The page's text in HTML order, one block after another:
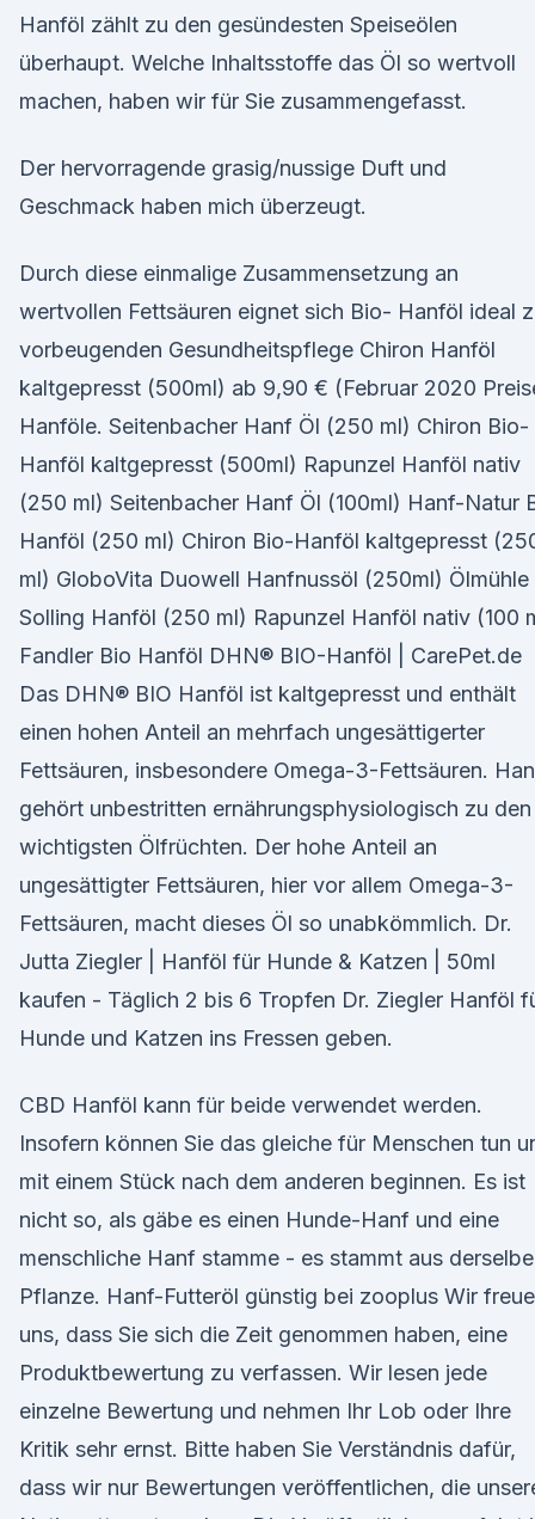
Hanföl zählt zu den gesündesten Speiseölen
überhaupt. Welche Inhaltsstoffe das Öl so wertvoll
machen, haben wir für Sie zusammengefasst.
Der hervorragende grasig/nussige Duft und
Geschmack haben mich überzeugt.
Durch diese einmalige Zusammensetzung an
wertvollen Fettsäuren eignet sich Bio- Hanföl ideal
vorbeugenden Gesundheitspflege Chiron Hanföl
kaltgepresst (500ml) ab 9,90 € (Februar 2020
Hanföle. Seitenbacher Hanf Öl (250 ml) Chiron Bio-
Hanföl kaltgepresst (500ml) Rapunzel Hanföl nativ
(250 ml) Seitenbacher Hanf Öl (100ml) Hanf-Natur
Hanföl (250 ml) Chiron Bio-Hanföl kaltgepresst
ml) GloboVita Duowell Hanfnussöl (250ml) Ölmühle
Solling Hanföl (250 ml) Rapunzel Hanföl nativ (100
Fandler Bio Hanföl DHN® BIO-Hanföl | CarePet.de
Das DHN® BIO Hanföl ist kaltgepresst und enthält
einen hohen Anteil an mehrfach ungesättigerter
Fettsäuren, insbesondere Omega-3-Fettsäuren.
gehört unbestritten ernährungsphysiologisch zu den
wichtigsten Ölfrüchten. Der hohe Anteil an
ungesättigter Fettsäuren, hier vor allem Omega-3-
Fettsäuren, macht dieses Öl so unabkömmlich. Dr.
Jutta Ziegler | Hanföl für Hunde & Katzen | 50ml
kaufen - Täglich 2 bis 6 Tropfen Dr. Ziegler Hanföl
Hunde und Katzen ins Fressen geben.
CBD Hanföl kann für beide verwendet werden.
Insofern können Sie das gleiche für Menschen tun
mit einem Stück nach dem anderen beginnen. Es ist
nicht so, als gäbe es einen Hunde-Hanf und eine
menschliche Hanf stamme - es stammt aus
Pflanze. Hanf-Futteröl günstig bei zooplus Wir
uns, dass Sie sich die Zeit genommen haben, eine
Produktbewertung zu verfassen. Wir lesen jede
einzelne Bewertung und nehmen Ihr Lob oder Ihre
Kritik sehr ernst. Bitte haben Sie Verständnis dafür,
dass wir nur Bewertungen veröffentlichen, die